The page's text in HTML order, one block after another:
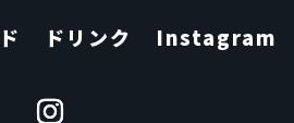
ドリンク Instagram